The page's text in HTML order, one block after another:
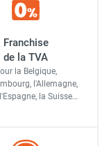
Franchise
de la TVA
la Belgique,
l'Allemagne,
l'Espagne, la Suisse…